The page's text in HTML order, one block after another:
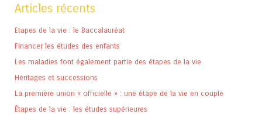
Articles récents
Etapes de la vie : le Baccalauréat
Financer les études des enfants
Les maladies font également partie des étapes de la vie
Héritages et successions
La première union « officielle » : une étape de la vie en couple
Étapes de la vie : les études supérieures